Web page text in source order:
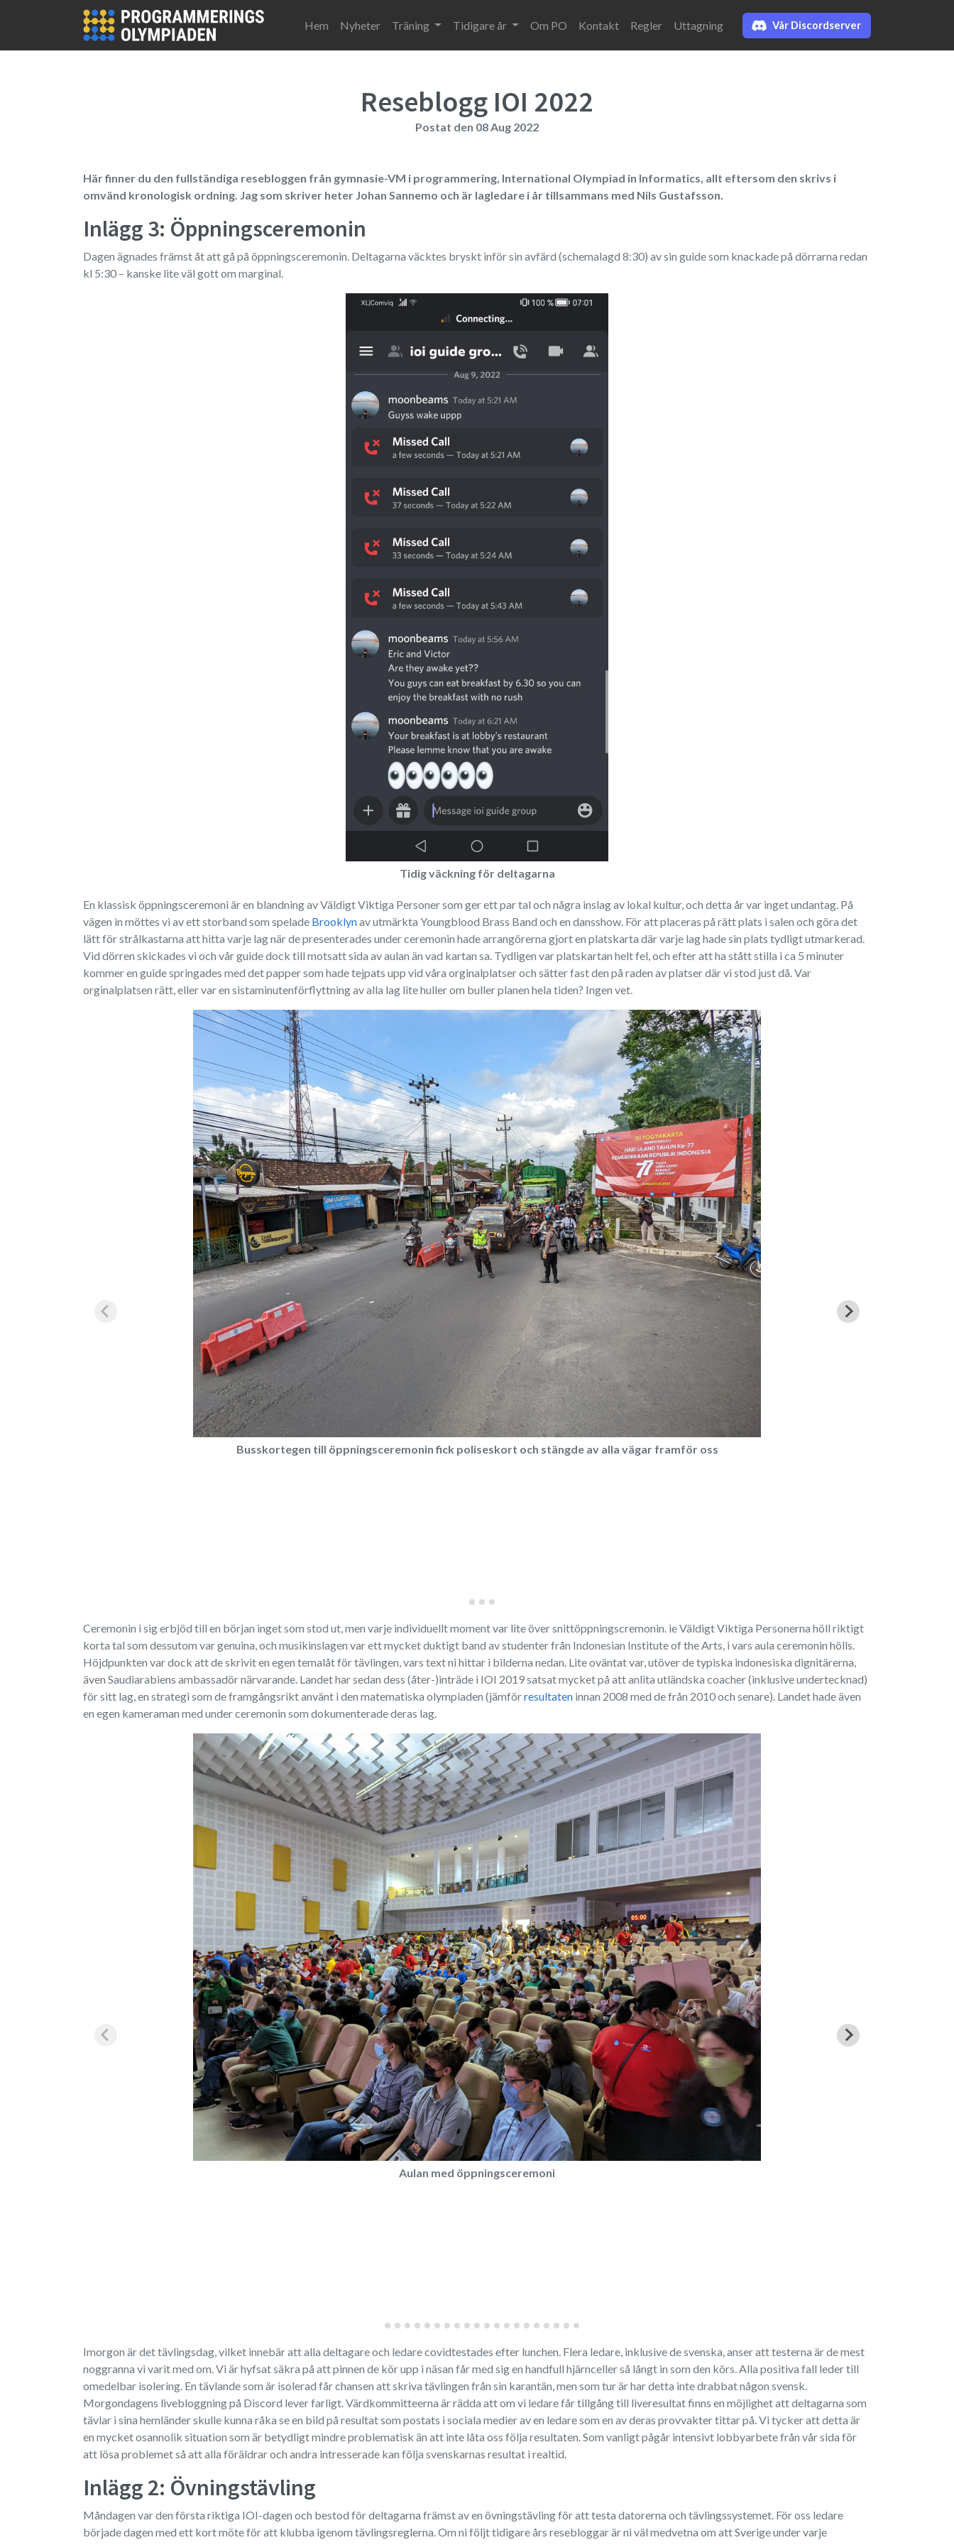
Hoppa till huvudinnehåll
Hem
Nyheter Träning Tidigare år Om PO Kontakt Regler Uttagning Vår Discordserver
Reseblogg IOI 2022
Postat den 08 Aug 2022
Här finner du den fullständiga resebloggen från gymnasie-VM i programmering, International Olympiad in Informatics, allt eftersom den skrivs i
omvänd kronologisk ordning. Jag som skriver heter Johan Sannemo och är lagledare i år tillsammans med Nils Gustafsson.
Inlägg 3: Öppningsceremonin
Dagen ägnades främst åt att gå på öppningsceremonin. Deltagarna väcktes bryskt inför sin avfärd (schemalagd 8:30) av sin guide som knackade på dörrarna redan
kl 5:30 – kanske lite väl gott om marginal.
Tidig väckning för deltagarna
En klassisk öppningsceremoni är en blandning av Väldigt Viktiga Personer som ger ett par tal och några inslag av lokal kultur, och detta år var inget undantag. På
vägen in möttes vi av ett storband som spelade Brooklynav utmärkta Youngblood Brass Band och en dansshow. För att placeras på rätt plats i salen och göra det
lätt för strålkastarna att hitta varje lag när de presenterades under ceremonin hade arrangörerna gjort en platskarta där varje lag hade sin plats tydligt utmarkerad.
Vid dörren skickades vi och vår guide dock till motsatt sida av aulan än vad kartan sa. Tydligen var platskartan helt fel, och efter att ha stått stilla i ca 5 minuter
kommer en guide springades med det papper som hade tejpats upp vid våra orginalplatser och sätter fast den på raden av platser där vi stod just då. Var
orginalplatsen rätt, eller var en sistaminutenförflyttning av alla lag lite huller om buller planen hela tiden? Ingen vet.
Busskortegen till öppningsceremonin fick poliseskort och stängde av alla vägar framför oss
Ceremonin i sig erbjöd till en början inget som stod ut, men varje individuellt moment var lite över snittöppningscremonin. ie Väldigt Viktiga Personerna höll riktigt
korta tal som dessutom var genuina, och musikinslagen var ett mycket duktigt band av studenter från Indonesian Institute of the Arts, i vars aula ceremonin hölls.
Höjdpunkten var dock att de skrivit en egen temalåt för tävlingen, vars text ni hittar i bilderna nedan. Lite oväntat var, utöver de typiska indonesiska dignitärerna,
även Saudiarabiens ambassadör närvarande. Landet har sedan dess (åter-)inträde i IOI 2019 satsat mycket på att anlita utländska coacher (inklusive undertecknad)
för sitt lag, en strategi som de framgångsrikt använt i den matematiska olympiaden (jämförresultaten innan 2008 med de från 2010 och senare). Landet hade även
en egen kameraman med under ceremonin som dokumenterade deras lag.
Aulan med öppningsceremoni
Imorgon är det tävlingsdag, vilket innebär att alla deltagare och ledare covidtestades efter lunchen. Flera ledare, inklusive de svenska, anser att testerna är de mest
noggranna vi varit med om. Vi är hyfsat säkra på att pinnen de kör upp i näsan får med sig en handfull hjärnceller så långt in som den körs. Alla positiva fall leder till
omedelbar isolering. En tävlande som är isolerad får chansen att skriva tävlingen från sin karantän, men som tur är har detta inte drabbat någon svensk.
Morgondagens livebloggning på Discord lever farligt. Värdkommitteerna är rädda att om vi ledare får tillgång till liveresultat finns en möjlighet att deltagarna som
tävlar i sina hemländer skulle kunna råka se en bild på resultat som postats i sociala medier av en ledare som en av deras provvakter tittar på. Vi tycker att detta är
en mycket osannolik situation som är betydligt mindre problematisk än att inte låta oss följa resultaten. Som vanligt pågår intensivt lobbyarbete från vår sida för
att lösa problemet så att alla föräldrar och andra intresserade kan följa svenskarnas resultat i realtid.
Inlägg 2: Övningstävling
Måndagen var den första riktiga IOI-dagen och bestod för deltagarna främst av en övningstävling för att testa datorerna och tävlingssystemet. För oss ledare
började dagen med ett kort möte för att klubba igenom tävlingsreglerna. Om ni följt tidigare års resebloggar är ni väl medvetna om att Sverige under varje